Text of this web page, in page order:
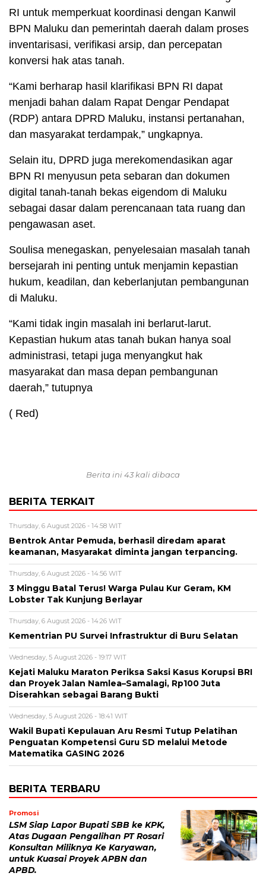
RI untuk memperkuat koordinasi dengan Kanwil
BPN Maluku dan pemerintah daerah dalam proses
inventarisasi, verifikasi arsip, dan percepatan
konversi hak atas tanah.
“Kami berharap hasil klarifikasi BPN RI dapat
menjadi bahan dalam Rapat Dengar Pendapat
(RDP) antara DPRD Maluku, instansi pertanahan,
dan masyarakat terdampak,” ungkapnya.
Selain itu, DPRD juga merekomendasikan agar
BPN RI menyusun peta sebaran dan dokumen
digital tanah-tanah bekas eigendom di Maluku
sebagai dasar dalam perencanaan tata ruang dan
pengawasan aset.
Soulisa menegaskan, penyelesaian masalah tanah
bersejarah ini penting untuk menjamin kepastian
hukum, keadilan, dan keberlanjutan pembangunan
di Maluku.
“Kami tidak ingin masalah ini berlarut-larut.
Kepastian hukum atas tanah bukan hanya soal
administrasi, tetapi juga menyangkut hak
masyarakat dan masa depan pembangunan
daerah,” tutupnya
( Red)
Berita ini 43 kali dibaca
BERITA TERKAIT
Thursday, 6 August 2026 - 14:58 WIT
Bentrok Antar Pemuda, berhasil diredam aparat
keamanan, Masyarakat diminta jangan terpancing.
Thursday, 6 August 2026 - 14:56 WIT
3 Minggu Batal Terus! Warga Pulau Kur Geram, KM
Lobster Tak Kunjung Berlayar
Thursday, 6 August 2026 - 14:26 WIT
Kementrian PU Survei Infrastruktur di Buru Selatan
Wednesday, 5 August 2026 - 19:17 WIT
Kejati Maluku Maraton Periksa Saksi Kasus Korupsi BRI
dan Proyek Jalan Namlea–Samalagi, Rp100 Juta
Diserahkan sebagai Barang Bukti
Wednesday, 5 August 2026 - 18:41 WIT
Wakil Bupati Kepulauan Aru Resmi Tutup Pelatihan
Penguatan Kompetensi Guru SD melalui Metode
Matematika GASING 2026
BERITA TERBARU
Promosi
LSM Siap Lapor Bupati SBB ke KPK,
Atas Dugaan Pengalihan PT Rosari
Konsultan Miliknya Ke Karyawan,
untuk Kuasai Proyek APBN dan
APBD.